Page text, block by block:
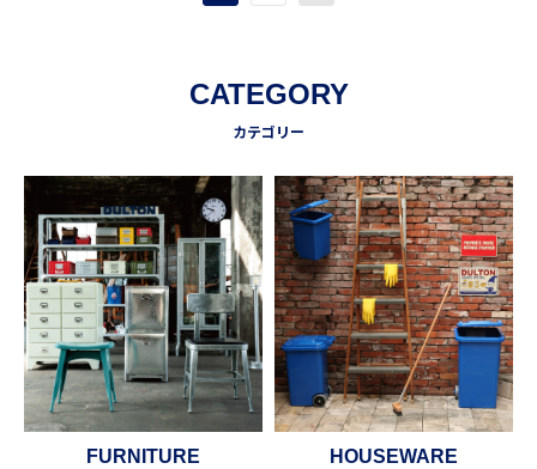
CATEGORY
カテゴリー
FURNITURE
HOUSEWARE